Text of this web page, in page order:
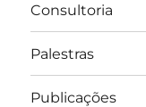
Consultoria
Palestras
Publicações